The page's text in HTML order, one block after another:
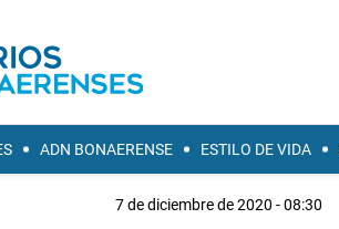
ADN BONAERENSE ESTILO DE VIDA
7 de diciembre de 2020 - 08:30